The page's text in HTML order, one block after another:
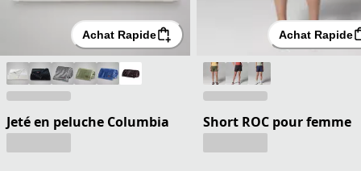
Achat Rapide
Jeté en peluche Columbia
Achat Rapide
Short ROC pour femme